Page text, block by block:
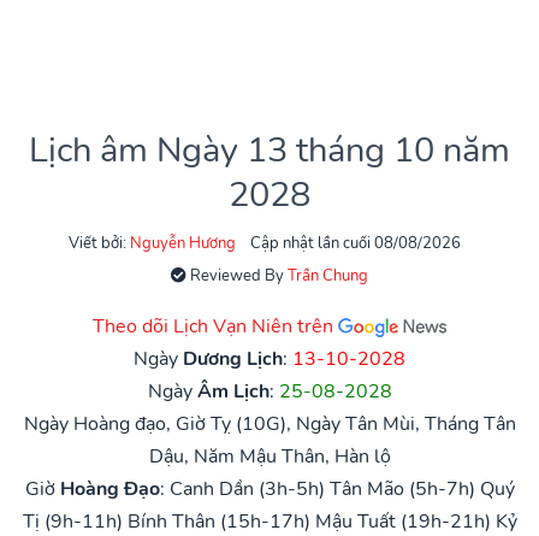
Lịch âm Ngày 13 tháng 10 năm
2028
Viết bởi: Nguyễn Hương
Cập nhật lần cuối 08/08/2026
Reviewed ByTrần Chung
Theo dõi Lịch Vạn Niên trên
Ngày Dương Lịch: 13-10-2028
NgàyÂm Lịch: 25-08-2028
Ngày Hoàng đạo, Giờ Tỵ (10G), Ngày Tân Mùi, Tháng Tân
Dậu, Năm Mậu Thân, Hàn lộ
Giờ Hoàng Đạo: Canh Dần (3h-5h) Tân Mão (5h-7h) Quý
Tị (9h-11h) Bính Thân (15h-17h) Mậu Tuất (19h-21h) Kỷ